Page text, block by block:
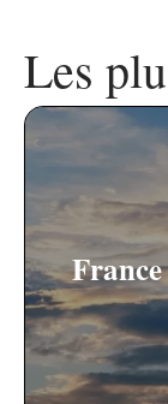
Les